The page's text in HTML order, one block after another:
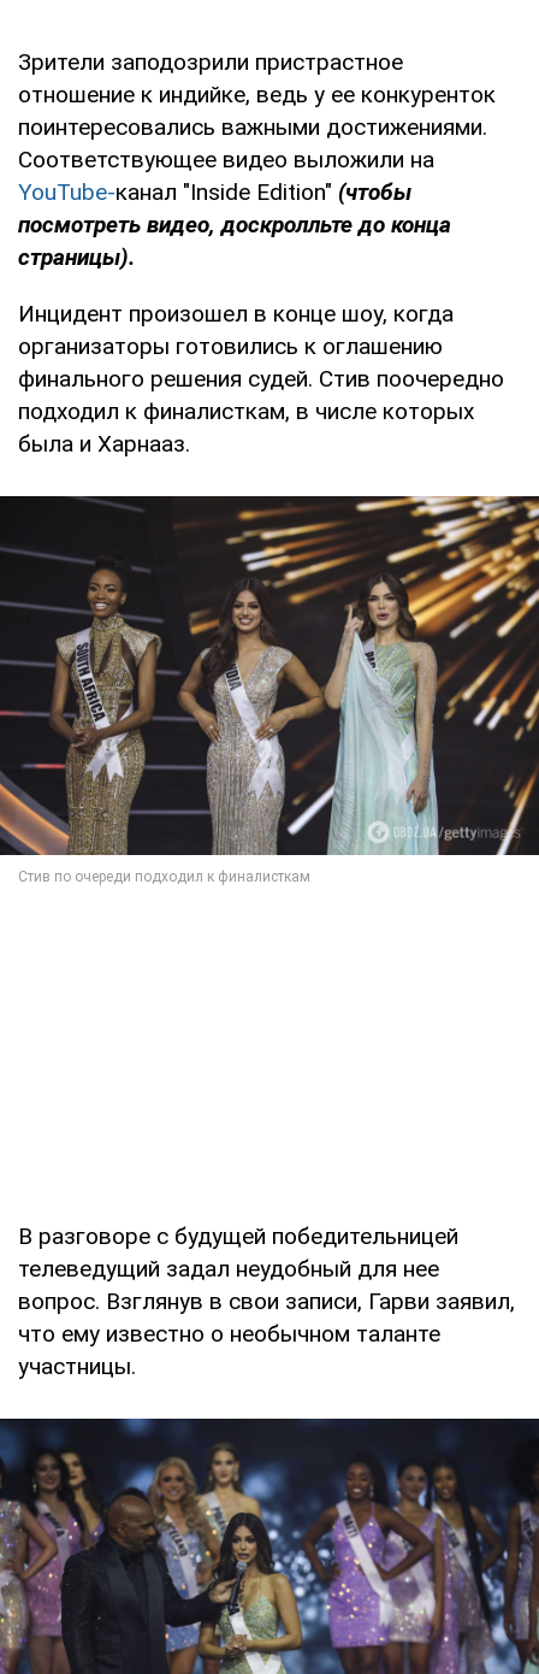
Зрители заподозрили пристрастное
отношение к индийке, ведь у ее конкуренток
поинтересовались важными достижениями.
Соответствующее видео выложили на
YouTube-канал "Inside Edition" (чтобы
посмотреть видео, доскролльте до конца
страницы).
Инцидент произошел в конце шоу, когда
организаторы готовились к оглашению
финального решения судей. Стив поочередно
подходил к финалисткам, в числе которых
была и Харнааз.
В разговоре с будущей победительницей
телеведущий задал неудобный для нее
вопрос. Взглянув в свои записи, Гарви заявил,
что ему известно о необычном таланте
участницы.